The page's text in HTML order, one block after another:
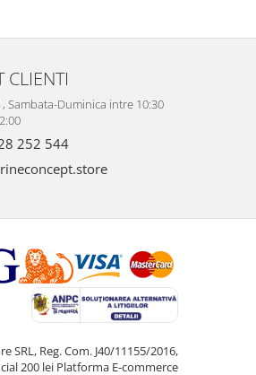
CLIENTI
Sambata-Duminica intre 10:30
252 544
SRL, Reg. Com. J40/11155/2016,
200 lei Platforma E-commerce